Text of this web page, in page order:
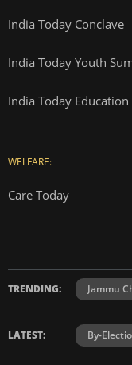
India Today Conclave
India Today Youth
India Today
WELFARE:
Care Today
TRENDING: Jammu
LATEST: By-